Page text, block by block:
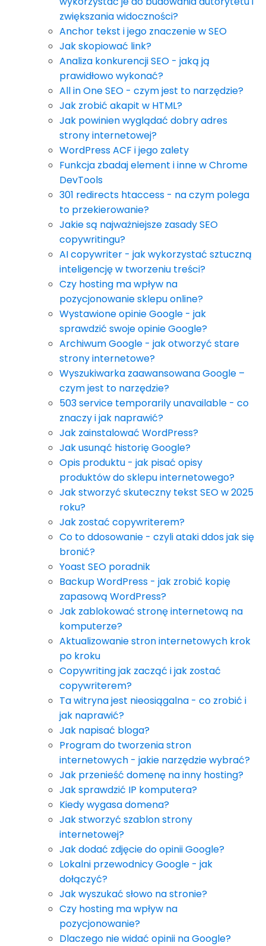
zwiększania widoczności?
Anchor tekst i jego znaczenie w SEO
Jak skopiować link?
Analiza konkurencji SEO - jaką ją
prawidłowo wykonać?
All in One SEO - czym jest to narzędzie?
Jak zrobić akapit w HTML?
Jak powinien wyglądać dobry adres
strony internetowej?
WordPress ACF i jego zalety
Funkcja zbadaj element i inne w Chrome
DevTools
301 redirects htaccess - na czym polega
to przekierowanie?
Jakie są najważniejsze zasady SEO
copywritingu?
AI copywriter - jak wykorzystać sztuczną
inteligencję w tworzeniu treści?
Czy hosting ma wpływ na
pozycjonowanie sklepu online?
Wystawione opinie Google - jak
sprawdzić swoje opinie Google?
Archiwum Google - jak otworzyć stare
strony internetowe?
Wyszukiwarka zaawansowana Google –
czym jest to narzędzie?
503 service temporarily unavailable - co
znaczy i jak naprawić?
Jak zainstalować WordPress?
Jak usunąć historię Google?
Opis produktu - jak pisać opisy
produktów do sklepu internetowego?
Jak stworzyć skuteczny tekst SEO w 2025
roku?
Jak zostać copywriterem?
Co to ddosowanie - czyli ataki ddos jak się
bronić?
Yoast SEO poradnik
Backup WordPress - jak zrobić kopię
zapasową WordPress?
Jak zablokować stronę internetową na
komputerze?
Aktualizowanie stron internetowych krok
po kroku
Copywriting jak zacząć i jak zostać
copywriterem?
Ta witryna jest nieosiągalna - co zrobić i
jak naprawić?
Jak napisać bloga?
Program do tworzenia stron
internetowych - jakie narzędzie wybrać?
Jak przenieść domenę na inny hosting?
Jak sprawdzić IP komputera?
Kiedy wygasa domena?
Jak stworzyć szablon strony
internetowej?
Jak dodać zdjęcie do opinii Google?
Lokalni przewodnicy Google - jak
dołączyć?
Jak wyszukać słowo na stronie?
Czy hosting ma wpływ na
pozycjonowanie?
Dlaczego nie widać opinii na Google?